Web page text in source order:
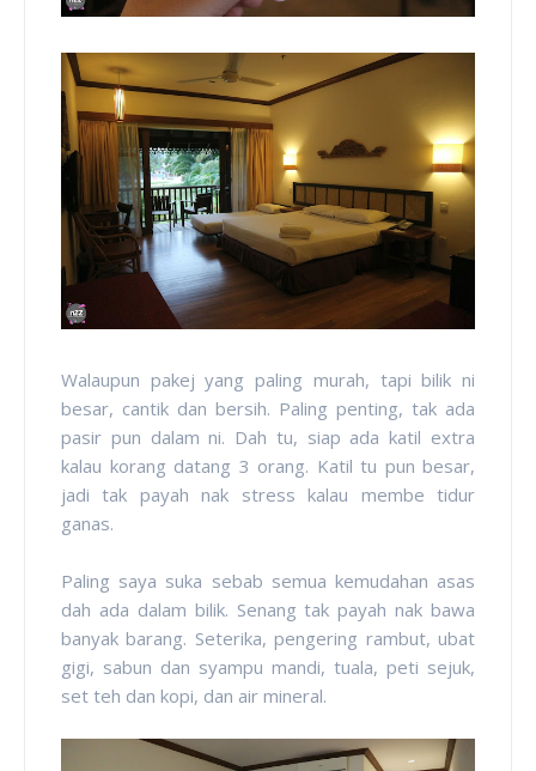
Walaupun pakej yang paling murah, tapi bilik ni
besar, cantik dan bersih. Paling penting, tak ada
pasir pun dalam ni. Dah tu, siap ada katil extra
kalau korang datang 3 orang. Katil tu pun besar,
jadi tak payah nak stress kalau membe tidur
ganas.
Paling saya suka sebab semua kemudahan asas
dah ada dalam bilik. Senang tak payah nak bawa
banyak barang. Seterika, pengering rambut, ubat
gigi, sabun dan syampu mandi, tuala, peti sejuk,
set teh dan kopi, dan air mineral.